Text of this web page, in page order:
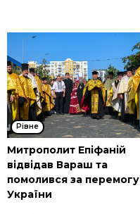
Рівне
Митрополит Епіфаній
відвідав Вараш та
помолився за перемогу
України